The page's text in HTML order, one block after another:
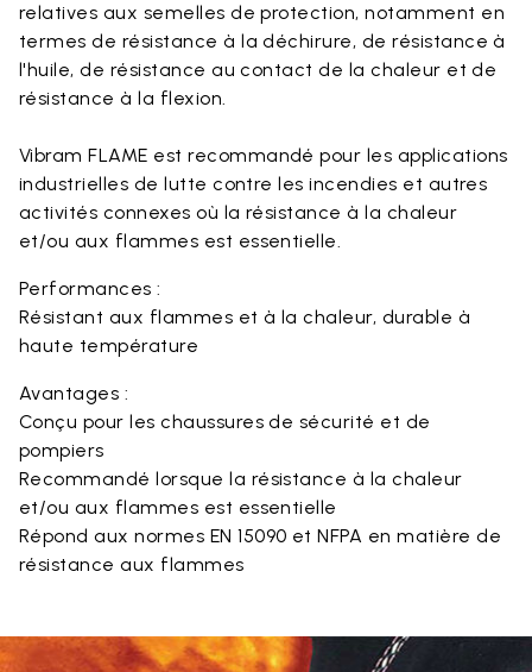
relatives aux semelles de protection, notamment en
termes de résistance à la déchirure, de résistance à
l'huile, de résistance au contact de la chaleur et de
résistance à la flexion.
Vibram FLAME est recommandé pour les applications
industrielles de lutte contre les incendies et autres
activités connexes où la résistance à la chaleur
et/ou aux flammes est essentielle.
Performances :
Résistant aux flammes et à la chaleur, durable à
haute température
Avantages :
Conçu pour les chaussures de sécurité et de
pompiers
Recommandé lorsque la résistance à la chaleur
et/ou aux flammes est essentielle
Répond aux normes EN 15090 et NFPA en matière de
résistance aux flammes